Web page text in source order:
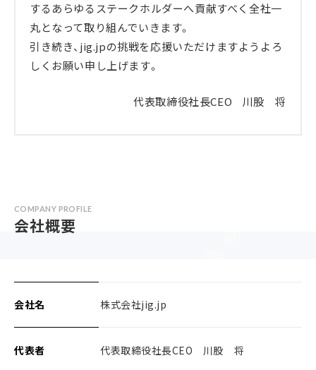
するあらゆるステークホルダーへ貢献すべく全社一
丸となって取り組んでいきます。
引き続き、jig.jpの挑戦を応援いただけますようよろ
しくお願い申し上げます。
代表取締役社長CEO 川股 将
COMPANY PROFILE
会社概要
会社名 株式会社jig.jp
代表者 代表取締役社長CEO 川股 将